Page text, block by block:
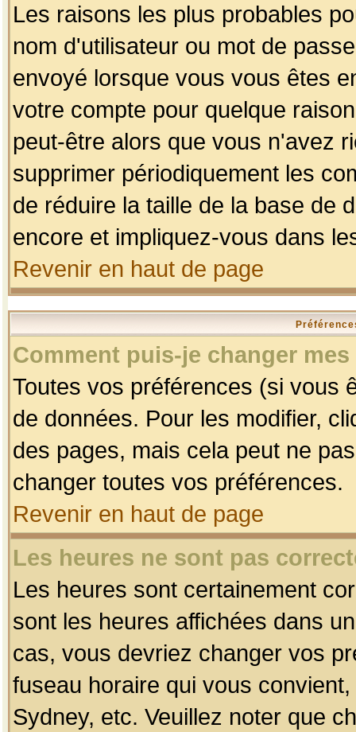
Les raisons les plus probables
nom d'utilisateur ou mot de
envoyé lorsque vous vous êtes
votre compte pour quelque
peut-être alors que vous n'avez
supprimer périodiquement les
de réduire la taille de la base de
encore et impliquez-vous dans
Revenir en haut de page
Comment puis-je changer
Toutes vos préférences (si vous
de données. Pour les modifier,
des pages, mais cela peut ne
changer toutes vos préférences.
Revenir en haut de page
Les heures ne sont pas
Les heures sont certainement
sont les heures affichées dans
cas, vous devriez changer vos
fuseau horaire qui vous
Sydney, etc. Veuillez noter que